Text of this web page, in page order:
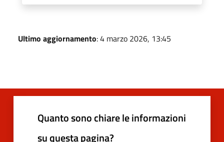
Ultimo aggiornamento: 4 marzo 2026, 13:45
Quanto sono chiare le informazioni
su questa pagina?